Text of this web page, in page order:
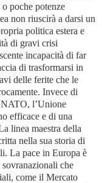
poche potenze
non riuscirà a darsi un
politica estera e
di gravi crisi
incapacità di far
di trasformarsi in
delle ferite che le
Invece di
l’Unione
efficace e di una
linea maestra della
nella sua storia di
La pace in Europa è
che
come il Mercato